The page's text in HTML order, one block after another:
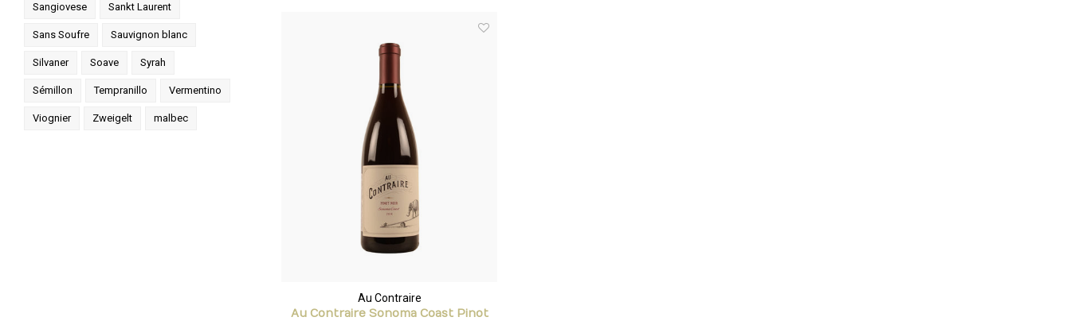
Sangiovese Sankt Laurent
Sans Soufre Sauvignon blanc
Silvaner Soave Syrah
Sémillon Tempranillo Vermentino
Viognier Zweigelt malbec
Au Contraire
Au Contraire Sonoma Coast Pinot